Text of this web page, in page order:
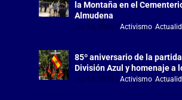
la Montaña en el
Almudena
Jul 18, 2026 Activismo,
85º aniversario de la
División Azul y homenaje a
Jul 15, 2026 Activismo,